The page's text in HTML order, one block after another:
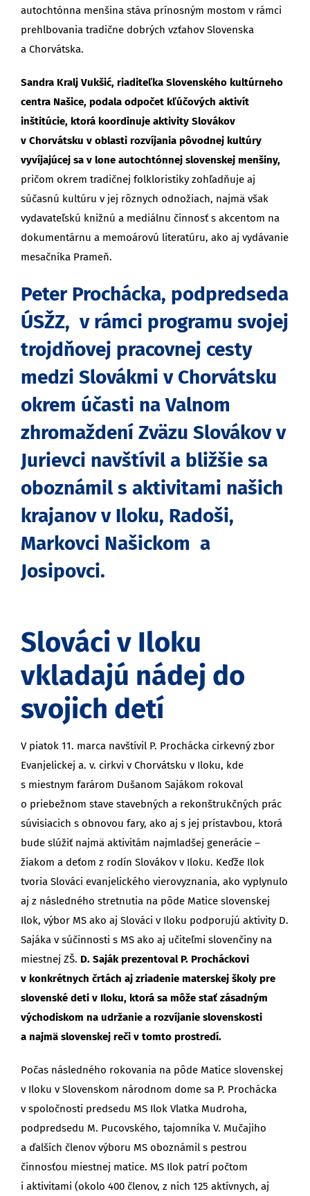
autochtónna menšina stáva prínosným mostom v rámci
prehlbovania tradične dobrých vzťahov Slovenska
a Chorvátska.
Sandra Kralj Vukšić, riaditeľka Slovenského kultúrneho
centra Našice, podala odpočet kľúčových aktivít
inštitúcie, ktorá koordinuje aktivity Slovákov
v Chorvátsku v oblasti rozvíjania pôvodnej kultúry
vyvíjajúcej sa v lone autochtónnej slovenskej menšiny,
pričom okrem tradičnej folkloristiky zohľadňuje aj
súčasnú kultúru v jej rôznych odnožiach, najmä však
vydavateľskú knižnú a mediálnu činnosť s akcentom na
dokumentárnu a memoárovú literatúru, ako aj vydávanie
mesačníka Prameň.
Peter Prochácka, podpredseda
ÚSŽZ, v rámci programu svojej
trojdňovej pracovnej cesty
medzi Slovákmi v Chorvátsku
okrem účasti na Valnom
zhromaždení Zväzu Slovákov v
Jurievci navštívil a bližšie sa
oboznámil s aktivitami našich
krajanov v Iloku, Radoši,
Markovci Našickom a
Josipovci.
Slováci v Iloku
vkladajú nádej do
svojich detí
V piatok 11. marca navštívil P. Prochácka cirkevný zbor
Evanjelickej a. v. cirkvi v Chorvátsku v Iloku, kde
s miestnym farárom Dušanom Sajákom rokoval
o priebežnom stave stavebných a rekonštrukčných prác
súvisiacich s obnovou fary, ako aj s jej prístavbou, ktorá
bude slúžiť najmä aktivitám najmladšej generácie –
žiakom a deťom z rodín Slovákov v Iloku. Keďže Ilok
tvoria Slováci evanjelického vierovyznania, ako vyplynulo
aj z následného stretnutia na pôde Matice slovenskej
Ilok, výbor MS ako aj Slováci v Iloku podporujú aktivity D.
Sajáka v súčinnosti s MS ako aj učiteľmi slovenčiny na
miestnej ZŠ. D. Saják prezentoval P. Procháckovi
v konkrétnych črtách aj zriadenie materskej školy pre
slovenské deti v Iloku, ktorá sa môže stať zásadným
východiskom na udržanie a rozvíjanie slovenskosti
a najmä slovenskej reči v tomto prostredí.
Počas následného rokovania na pôde Matice slovenskej
v Iloku v Slovenskom národnom dome sa P. Prochácka
v spoločnosti predsedu MS Ilok Vlatka Mudroha,
podpredsedu M. Pucovského, tajomníka V. Mučajiho
a ďalších členov výboru MS oboznámil s pestrou
činnosťou miestnej matice. MS Ilok patrí počtom
i aktivitami (okolo 400 členov, z nich 125 aktívnych, aj